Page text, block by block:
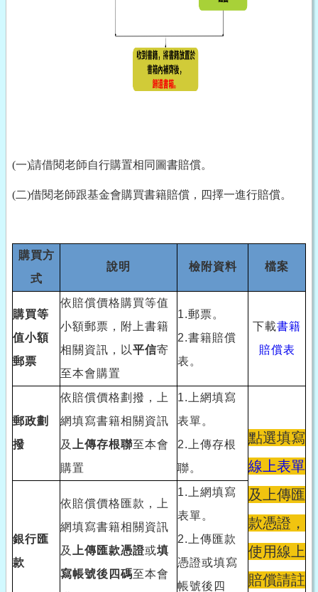
(一)請借閱老師自行購置相同圖書賠償。
(二)借閱老師跟基金會購買書籍賠償，四擇一進行賠償。
購買方
式
說明 檢附資料 檔案
購買等
值小額
郵票
依賠償價格購買等值
小額郵票，附上書籍
相關資訊，以平信寄
至本會購置
1.郵票。
2.書籍賠償
表。
下載書籍
賠償表
郵政劃
撥
依賠償價格劃撥，上
網填寫書籍相關資訊
及
上傳存根聯至本會
購置
1. 上網填寫
表單。
2. 上傳存根
聯。
點選填寫
線上表單
及上傳匯
款憑證，
使用線上
賠償請註
銀行匯
款
依賠償價格匯款，上
網填寫書籍相關資訊
及
上傳匯款憑證或填
寫帳號後四碼至本會
1. 上網填寫
表單。
2. 上傳匯款
憑證或填寫
帳號後四